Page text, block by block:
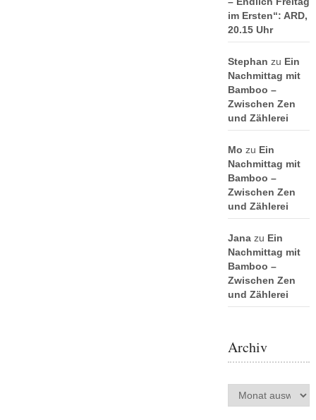
im Ersten“: ARD,
20.15 Uhr
Stephan zu Ein
Nachmittag mit
Bamboo –
Zwischen Zen
und Zählerei
Mo zu Ein
Nachmittag mit
Bamboo –
Zwischen Zen
und Zählerei
Janazu Ein
Nachmittag mit
Bamboo –
Zwischen Zen
und Zählerei
Archiv
Archiv